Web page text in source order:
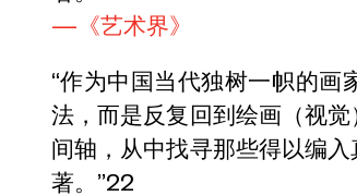
—《艺术界》
“作为中国当代独树一帜的画
法，而是反复回到绘画（视
间轴，从中找寻那些得以编
著。”22